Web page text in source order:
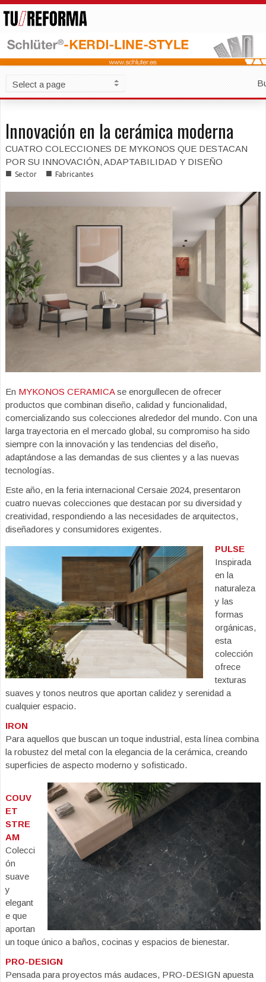
Innovación en la cerámica moderna
CUATRO COLECCIONES DE MYKONOS QUE DESTACAN
POR SU INNOVACIÓN, ADAPTABILIDAD Y DISEÑO
■ Sector ■ Fabricantes
En MYKONOS CERAMICAse enorgullecen de ofrecer
productos que combinan diseño, calidad y funcionalidad,
comercializando sus colecciones alrededor del mundo. Con una
larga trayectoria en el mercado global, su compromiso ha sido
siempre con la innovación y las tendencias del diseño,
adaptándose a las demandas de sus clientes y a las nuevas
tecnologías.
Este año, en la feria internacional Cersaie 2024, presentaron
cuatro nuevas colecciones que destacan por su diversidad y
creatividad, respondiendo a las necesidades de arquitectos,
diseñadores y consumidores exigentes.
PULSE
Inspirada
en la
naturaleza
y las
formas
orgánicas,
esta
colección
ofrece
texturas
suaves y tonos neutros que aportan calidez y serenidad a
cualquier espacio.
IRON
Para aquellos que buscan un toque industrial, esta línea combina
la robustez del metal con la elegancia de la cerámica, creando
superficies de aspecto moderno y sofisticado.
COUV
ET
STRE
AM
Colecci
ón
suave
y
elegant
e que
aportan
un toque único a baños, cocinas y espacios de bienestar.
PRO-DESIGN
Pensada para proyectos más audaces, PRO-DESIGN apuesta